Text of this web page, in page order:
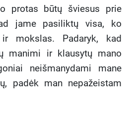
protas būtų šviesus prie
jame pasiliktų visa, ko
mokslas. Padaryk, kad
manimi ir klausytų mano
neišmanydami mane
padėk man nepažeistam